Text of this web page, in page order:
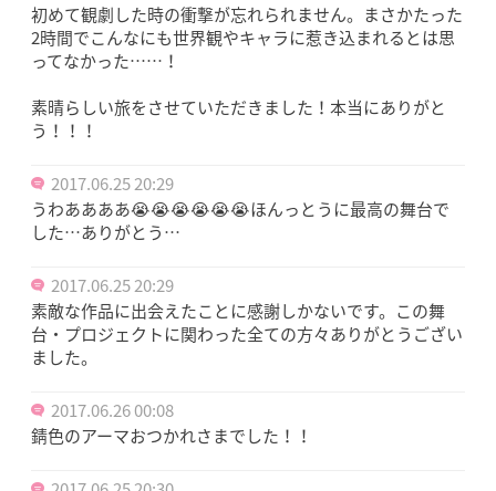
初めて観劇した時の衝撃が忘れられません。まさかたった
2時間でこんなにも世界観やキャラに惹き込まれるとは思
ってなかった……！
素晴らしい旅をさせていただきました！本当にありがと
う！！！
2017.06.25 20:29
うわああああ😭😭😭😭😭😭ほんっとうに最高の舞台で
した…ありがとう…
2017.06.25 20:29
素敵な作品に出会えたことに感謝しかないです。この舞
台・プロジェクトに関わった全ての方々ありがとうござい
ました。
2017.06.26 00:08
錆色のアーマおつかれさまでした！！